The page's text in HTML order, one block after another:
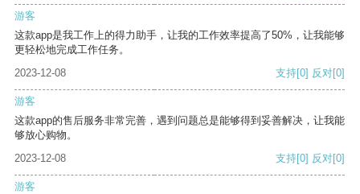
游客
这款app是我工作上的得力助手，让我的工作效率提高了50%，让我能够
更轻松地完成工作任务。
2023-12-08
支持[0] 反对[0]
游客
这款app的售后服务非常完善，遇到问题总是能够得到妥善解决，让我能
够放心购物。
2023-12-08
支持[0] 反对[0]
游客